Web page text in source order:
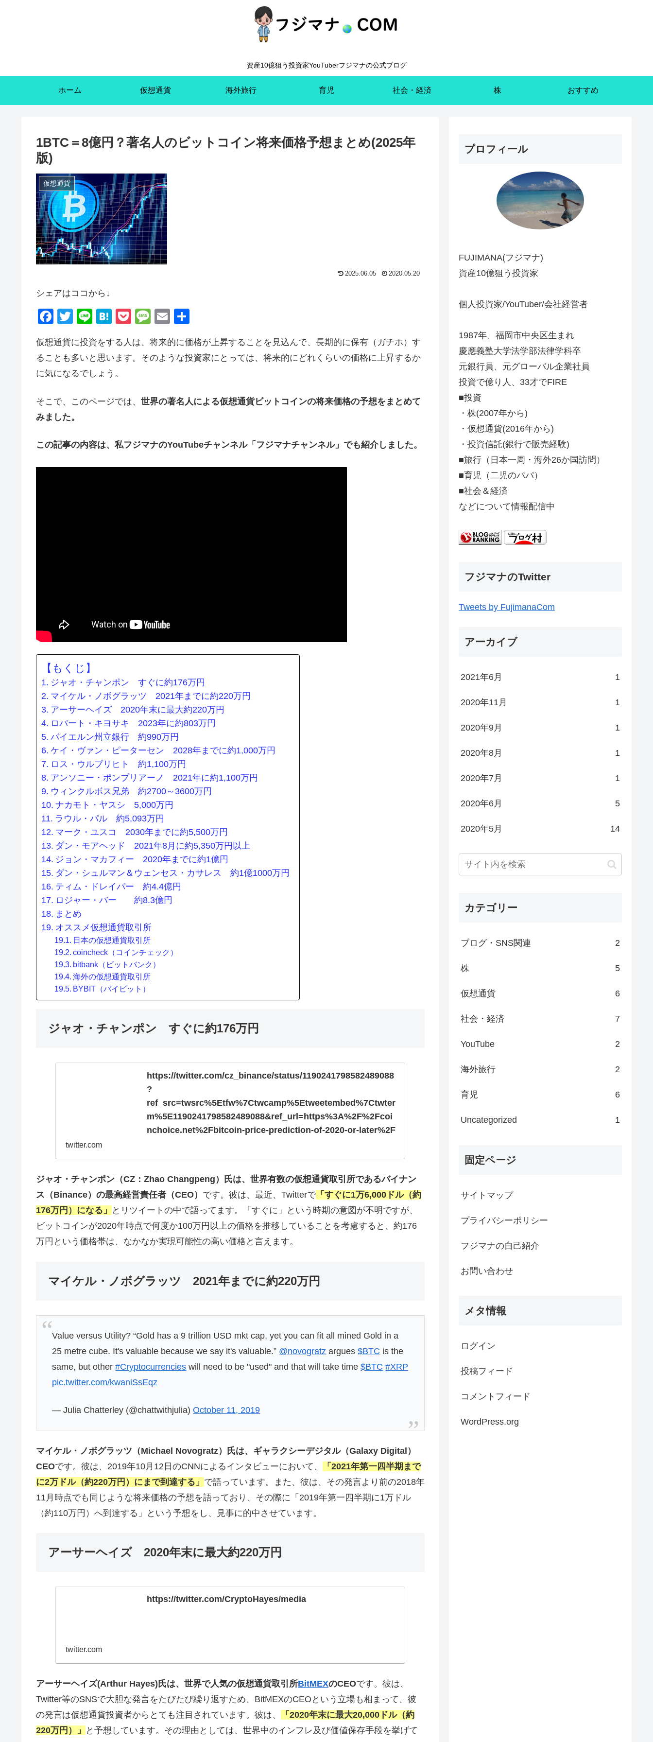
資産10億狙う投資家YouTuberフジマナの公式ブログ
ホーム 仮想通貨 海外旅行 育児 社会・経済 株 おすすめ
1BTC＝8億円？著名人のビットコイン将来価格予想まとめ(2025年
版)
仮想通貨
2025.06.05 2020.05.20
シェアはココから↓
F
c
e
b
o
o
k
T
tt
er
Li
e
H
e
n
a
P
ck
et
M
ss
a
e
E
ail
仮想通貨に投資をする人は、将来的に価格が上昇することを見込んで、長期的に保有（ガチホ）す
ることも多いと思います。そのような投資家にとっては、将来的にどれくらいの価格に上昇するか
に気になるでしょう。
そこで、このページでは、 世界の著名人による仮想通貨ビットコインの将来価格の予想をまとめて
みました。
この記事の内容は、私フジマナのYouTubeチャンネル「フジマナチャンネル」でも紹介しました。
【もくじ】
ジャオ・チャンポン すぐに約176万円
マイケル・ノボグラッツ 2021年までに約220万円
アーサーヘイズ 2020年末に最大約220万円
ロバート・キヨサキ 2023年に約803万円
バイエルン州立銀行 約990万円
ケイ・ヴァン・ピーターセン 2028年までに約1,000万円
ロス・ウルブリヒト 約1,100万円
アンソニー・ポンプリアーノ 2021年に約1,100万円
ウィンクルボス兄弟 約2700～3600万円
ナカモト・ヤスシ 5,000万円
ラウル・パル 約5,093万円
マーク・ユスコ 2030年までに約5,500万円
ダン・モアヘッド 2021年8月に約5,350万円以上
ジョン・マカフィー 2020年までに約1億円
ダン・シュルマン＆ウェンセス・カサレス 約1億1000万円
ティム・ドレイパー 約4.4億円
ロジャー・バー 約8.3億円
まとめ
オススメ仮想通貨取引所
日本の仮想通貨取引所
coincheck（コインチェック）
bitbank（ビットバンク）
海外の仮想通貨取引所
BYBIT（バイビット）
ジャオ・チャンポン すぐに約176万円
https://twitter.com/cz_binance/status/1190241798582489088
?
ref_src=twsrc%5Etfw%7Ctwcamp%5Etweetembed%7Ctwter
m%5E1190241798582489088&ref_url=https%3A%2F%2Fcoi
nchoice.net%2Fbitcoin-price-prediction-of-2020-or-later%2F
twitter.com
ジャオ・チャンポン（CZ：Zhao Changpeng）氏は、世界有数の仮想通貨取引所であるバイナン
ス（Binance）の最高経営責任者（CEO） です。彼は、最近、Twitterで 「すぐに1万6,000ドル（約
176万円） になる」
とリツイートの中で語ってます。「すぐに」という時期の意図が不明ですが、
ビットコインが2020年時点で何度か100万円以上の価格を推移していることを考慮すると、約176
万円という価格帯は、なかなか実現可能性の高い価格と言えます。
マイケル・ノボグラッツ 2021年までに約220万円
Value versus Utility? “Gold has a 9 trillion USD mkt cap, yet you can fit all mined Gold in a
25 metre cube. It's valuable because we say it's valuable.” @novogratz argues$BTC is the
same, but other#Cryptocurrencies will need to be "used" and that will take time$BTC #XRP
pic.twitter.com/kwaniSsEqz
— Julia Chatterley (@chattwithjulia)October 11, 2019
マイケル・ノボグラッツ（Michael Novogratz）氏は、ギャラクシーデジタル（Galaxy Digital）
CEOです。彼は、2019年10月12日のCNNによるインタビューにおいて、
「2021年第一四半期まで
に2万ドル（約220万円） にまで到達する」 で語っています。また、彼は、その発言より前の2018年
11月時点でも同じような将来価格の予想を語っており、その際に「2019年第一四半期に1万ドル
（約110万円）へ到達する」という予想をし、見事に的中させています。
アーサーヘイズ 2020年末に最大約220万円
https://twitter.com/CryptoHayes/media
twitter.com
アーサーヘイズ(Arthur Hayes)氏は、世界で人気の仮想通貨取引所BitMEXのCEOです。彼は、
Twitter等のSNSで大胆な発言をたびたび繰り返すため、BitMEXのCEOという立場も相まって、彼
の発言は仮想通貨投資者からとても注目されています。彼は、
「2020年末に最大20,000ドル（約
220万円）」
と予想しています。その理由としては、世界中のインフレ及び価値保存手段を挙げて
プロフィール
FUJIMANA(フジマナ)
資産10億狙う投資家
個人投資家/YouTuber/会社経営者
1987年、福岡市中央区生まれ
慶應義塾大学法学部法律学科卒
元銀行員、元グローバル企業社員
投資で億り人、33才でFIRE
■投資
・株(2007年から)
・仮想通貨(2016年から)
・投資信託(銀行で販売経験)
■旅行（日本一周・海外26か国訪問）
■育児（二児のパパ）
■社会＆経済
などについて情報配信中
フジマナのTwitter
Tweets by FujimanaCom
アーカイブ
2021年6月 1
2020年11月 1
2020年9月 1
2020年8月 1
2020年7月 1
2020年6月 5
2020年5月 14
カテゴリー
ブログ・SNS関連 2
株 5
仮想通貨 6
社会・経済 7
YouTube 2
海外旅行 2
育児 6
Uncategorized 1
固定ページ
サイトマップ
プライバシーポリシー
フジマナの自己紹介
お問い合わせ
メタ情報
ログイン
投稿フィード
コメントフィード
WordPress.org